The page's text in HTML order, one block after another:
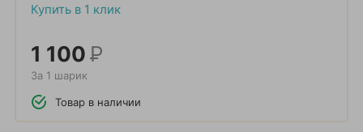
Купить в 1 клик
1 100Р
За 1 шарик
Товар в наличии